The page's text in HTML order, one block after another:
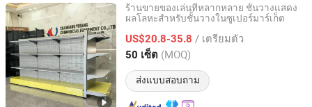
ร้านขายของเล่นที่หลากหลาย ชั้นวางแสดง
ผลโลหะสำหรับชั้นวางในซูเปอร์มาร์เก็ต
US$20.8-35.8 / เตรียมตัว
50 เซ็ต (MOQ)
ส่งแบบสอบถาม
Changshu Yiyang Commercial Equipment Co., Ltd.
Jiangsu, China อัตราจาก 2009